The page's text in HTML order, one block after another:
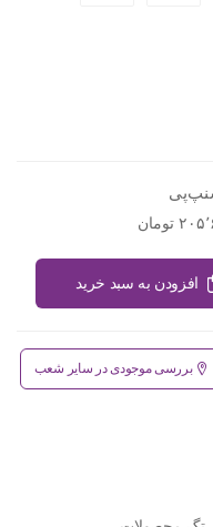
افزودن به سبد خرید
بررسی موجودی در سایر شعب